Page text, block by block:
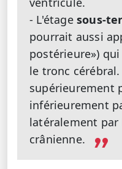
- L'étage sous-
pourrait aussi
postérieure»)
le tronc
supérieurement
inférieurement
latéralement
crânienne.